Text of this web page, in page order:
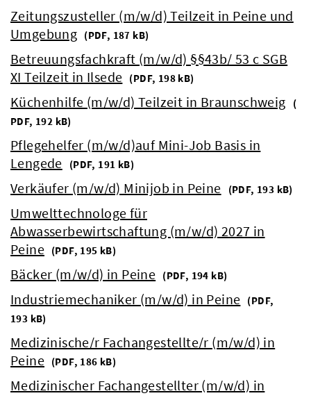
Zeitungszusteller (m/w/d) Teilzeit in Peine und
Umgebung (PDF, 187 kB)
Betreuungsfachkraft (m/w/d) §§43b/ 53 c SGB
XI Teilzeit in Ilsede (PDF, 198 kB)
Küchenhilfe (m/w/d) Teilzeit in Braunschweig
(
PDF, 192 kB)
Pflegehelfer (m/w/d)auf Mini-Job Basis in
Lengede
(PDF, 191 kB)
Verkäufer (m/w/d) Minijob in Peine (PDF, 193 kB)
Umwelttechnologe für
Abwasserbewirtschaftung (m/w/d) 2027 in
Peine (PDF, 195 kB)
Bäcker (m/w/d) in Peine (PDF, 194 kB)
Industriemechaniker (m/w/d) in Peine (PDF,
193 kB)
Medizinische/r Fachangestellte/r (m/w/d) in
Peine (PDF, 186 kB)
Medizinischer Fachangestellter (m/w/d) in